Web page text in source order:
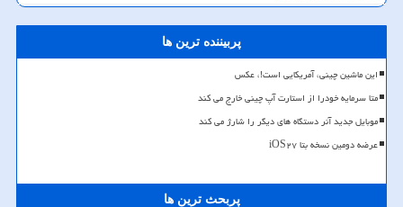
پربیننده ترین ها
این ماشین چینی، آمریکایی است!، عکس
متا سرمایه خودرا از استارت آپ چینی خارج می کند
موبایل جدید آنر دستگاه های دیگر را شارژ می کند
عرضه دومین نسخه بتا iOS۲۷
پربحث ترین ها